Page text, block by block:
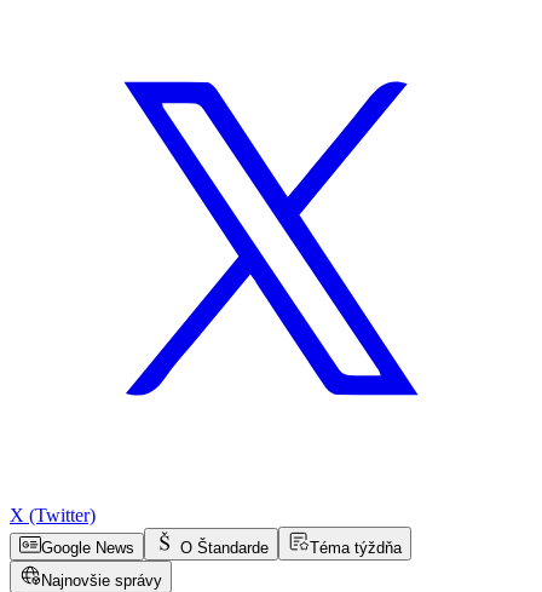
X (Twitter)
Google News O Štandarde
Téma týždňa
Najnovšie správy